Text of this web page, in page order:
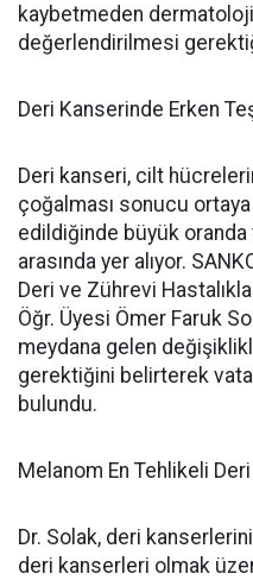
kaybetmeden dermatoloji
değerlendirilmesi
Deri Kanserinde Erken
Deri kanseri, cilt
çoğalması sonucu
edildiğinde büyük
arasında yer alıyor.
Deri ve Zührevi
Öğr. Üyesi Ömer Faruk
meydana gelen
gerektiğini belirterek
bulundu.
Melanom En Tehlikeli
Dr. Solak, deri
deri kanserleri olmak